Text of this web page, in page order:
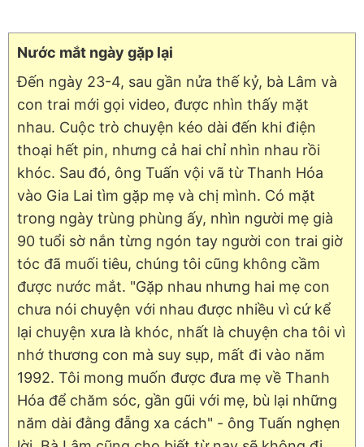
Nước mắt ngày gặp lại
Đến ngày 23-4, sau gần nửa thế kỷ, bà Lâm và
con trai mới gọi video, được nhìn thấy mặt
nhau. Cuộc trò chuyện kéo dài đến khi điện
thoại hết pin, nhưng cả hai chỉ nhìn nhau rồi
khóc. Sau đó, ông Tuấn vội vã từ Thanh Hóa
vào Gia Lai tìm gặp mẹ và chị mình. Có mặt
trong ngày trùng phùng ấy, nhìn người mẹ già
90 tuổi sờ nắn từng ngón tay người con trai giờ
tóc đã muối tiêu, chúng tôi cũng không cầm
được nước mắt. "Gặp nhau nhưng hai mẹ con
chưa nói chuyện với nhau được nhiều vì cứ kể
lại chuyện xưa là khóc, nhất là chuyện cha tôi vì
nhớ thương con mà suy sụp, mất đi vào năm
1992. Tôi mong muốn được đưa mẹ về Thanh
Hóa để chăm sóc, gần gũi với mẹ, bù lại những
năm dài đằng đẵng xa cách" - ông Tuấn nghẹn